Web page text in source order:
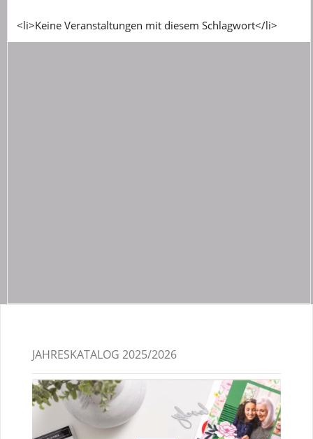
<li>Keine Veranstaltungen mit diesem Schlagwort</li>
JAHRESKATALOG 2025/2026